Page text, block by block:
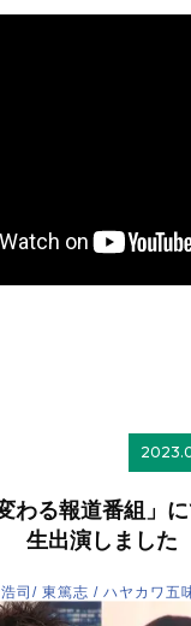
る報道番組」に
生出演しました
司/ 東篤志 / ハヤカワ五